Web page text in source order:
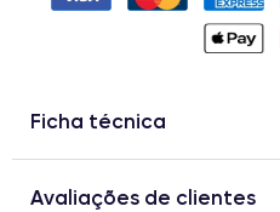
Ficha técnica
Avaliações de clientes